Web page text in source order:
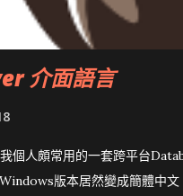
介面語言
個人頗常用的一套跨平台
版本居然變成簡體中